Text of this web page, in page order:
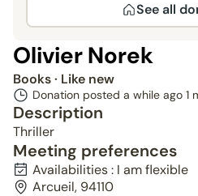
See all
Olivier Norek
Books· Like new
Donation posted a while ago 1
Description
Thriller
Meeting preferences
Availabilities : I am flexible
Arcueil, 94110